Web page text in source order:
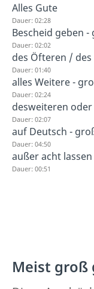
Alles Gute
Dauer: 02:28
Bescheid geben
Dauer: 02:02
des Öfteren /
Dauer: 01:40
alles Weitere -
Dauer: 02:24
desweiteren
Dauer: 02:07
auf Deutsch -
Dauer: 04:50
außer acht
Dauer: 00:51
Meist groß